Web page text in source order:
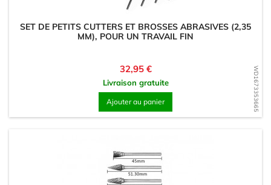
WD1673353665
SET DE PETITS CUTTERS ET BROSSES ABRASIVES (2,35
MM), POUR UN TRAVAIL FIN
Prix
32,95 €
Livraison gratuite
Ajouter au panier